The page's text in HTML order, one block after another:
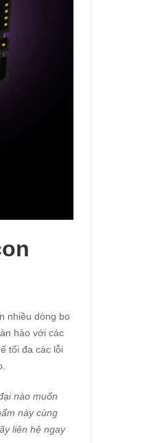
nhiều dòng bo
hảo với các
tối đa các lỗi
nào muốn
này cùng
liên hệ ngay